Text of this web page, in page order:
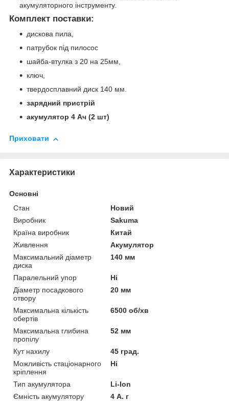
акумуляторного інструменту.
Комплект поставки:
дискова пила,
патрубок під пилосос
шайба-втулка з 20 на 25мм,
ключ,
твердосплавний диск 140 мм.
зарядний пристрій
акумулятор 4 Ач (2 шт)
Приховати
Характеристики
Основні
Стан
Новий
Виробник
Sakuma
Країна виробник
Китай
Живлення
Акумулятор
Максимальний діаметр
диска
140 мм
Паралельний упор
Ні
Діаметр посадкового
отвору
20 мм
Максимальна кількість
обертів
6500 об/хв
Максимальна глибина
пропілу
52 мм
Кут нахилу
45 град.
Можливість стаціонарного
кріплення
Ні
Тип акумулятора
Li-Ion
Ємність акумулятору
4 А. г